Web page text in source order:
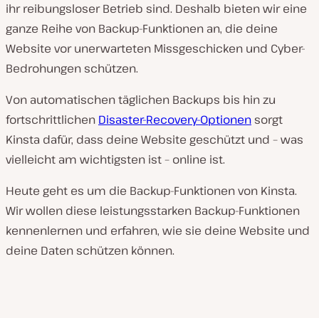
ihr reibungsloser Betrieb sind. Deshalb bieten wir eine
ganze Reihe von Backup-Funktionen an, die deine
Website vor unerwarteten Missgeschicken und Cyber-
Bedrohungen schützen.
Von automatischen täglichen Backups bis hin zu
fortschrittlichen Disaster-Recovery-Optionen sorgt
Kinsta dafür, dass deine Website geschützt und – was
vielleicht am wichtigsten ist – online ist.
Heute geht es um die Backup-Funktionen von Kinsta.
Wir wollen diese leistungsstarken Backup-Funktionen
kennenlernen und erfahren, wie sie deine Website und
deine Daten schützen können.